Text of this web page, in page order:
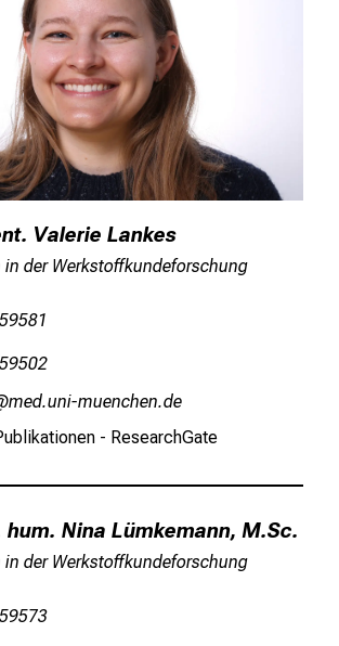
Valerie Lankes
der Werkstoffkundeforschung
vYim ful+vfiuyziu mi
- ResearchGate
hum. Nina Lümkemann, M.Sc.
der Werkstoffkundeforschung